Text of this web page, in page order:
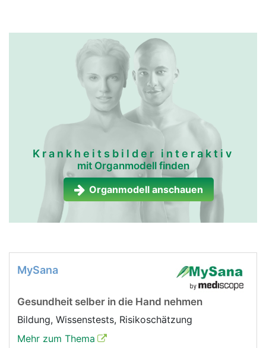
Krankheitsbilder interaktiv
mit Organmodell finden
Organmodell anschauen
MySana
Gesundheit selber in die Hand nehmen
Bildung, Wissenstests, Risikoschätzung
Mehr zum Thema